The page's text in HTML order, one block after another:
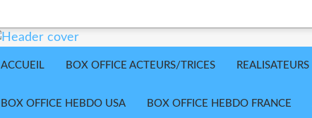
ACCUEIL BOX OFFICE ACTEURS/TRICES REALISATEURS
BOX OFFICE HEBDO USA BOX OFFICE HEBDO FRANCE